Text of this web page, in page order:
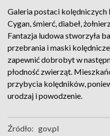
Galeria postaci kolędniczych
Cygan, śmierć, diabeł,
Fantazja ludowa stworzyła
przebrania i maski
zapewnić dobrobyt w
płodność zwierząt.
przybycia kolędników,
urodzaj i powodzenie.
Źródło: gov.pl